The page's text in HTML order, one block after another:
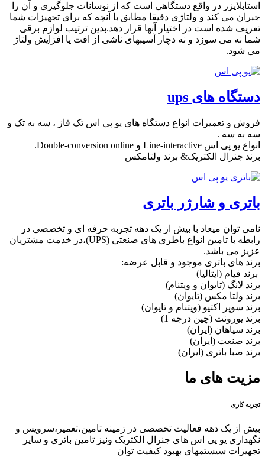
استابلایزر در واقع دستگاهی است که از نوسانات جلوگیری و آن را
جبران می کند و ولتاژی دقیقا مطابق با آنچه که برای تجهیزات شما
تعریف شده است در اختیار آنها قرار دهد.بدین ترتیب لوازم برقی
شما نه می سوزد و نه دچار آسیبهای ناشی از افت یا افزایش ولتاژ
می شود.
دستگاه های ups
فروش و تعمیرات انواع دستگاه های یو پی اس تک فاز ، سه به تک و
سه به سه .
انواع یو پی اس Line-interactive و Double-conversion online.
برند جنرال الکتریک& برند ولتامکس
باتری و شارژر باتری
نامی توان میعاد با بیش از یک دهه تجربه حرفه ای و تخصصی در
رابطه با تامین انواع باطری های صنعتی (UPS)،در خدمت مشتریان
عزیز می باشد.
برند های باتری موجود و قابل عرضه:
برند فیام (ایتالیا)
برند لانگ (تایوان و ویتنام)
برند ولتا مکس (تایوان)
برند سوپر اکتیو (ویتنام و تایوان)
برند یورونت (چین درجه 1)
برند سپاهان (ایران)
برند صنعت (ایران)
برند صبا باتری (ایران)
مزیت های ما
تجربه کاری
بیش از یک دهه فعالیت تخصصی در زمینه تامین،تعمیر،سرویس و
نگهداری یو پی اس های جنرال الکتریک ونیز تامین باتری و سایر
تجهیزات سیستمهای بهبود کیفیت توان